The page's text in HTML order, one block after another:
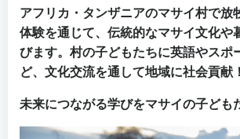
アフリカ・タンザニアのマサイ村で放
体験を通じて、伝統的なマサイ文化や
びます。村の子どもたちに英語やスポ
ど、文化交流を通して地域に社会貢献！
未来につながる学びをマサイの子ども